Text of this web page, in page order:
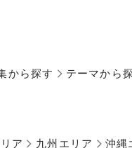
から探す テーマから
ア 九州エリア 沖縄